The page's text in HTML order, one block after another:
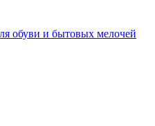
обуви и бытовых мелочей